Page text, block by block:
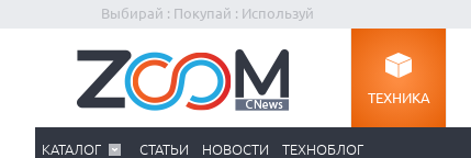
Выбирай : Покупай : Используй
ТЕХНИКА
КАТАЛОГ СТАТЬИ НОВОСТИ ТЕХНОБЛОГ